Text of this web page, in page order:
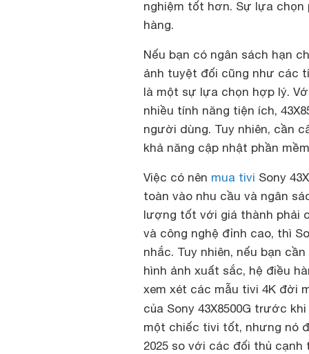
nghiệm tốt hơn. Sự lựa chọn
hàng.
Nếu bạn có ngân sách hạn
ảnh tuyệt đối cũng như các
là một sự lựa chọn hợp lý.
nhiều tính năng tiện ích,
người dùng. Tuy nhiên, cần
khả năng cập nhật phần
Việc có nên mua tivi Sony
toàn vào nhu cầu và ngân
lượng tốt với giá thành phải
và công nghệ đỉnh cao, thì
nhắc. Tuy nhiên, nếu bạn
hình ảnh xuất sắc, hệ điều
xem xét các mẫu tivi 4K đời
của Sony 43X8500G trước
một chiếc tivi tốt, nhưng nó
2025 so với các đối thủ cạnh